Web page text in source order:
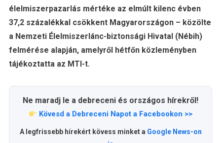
élelmiszerpazarlás mértéke az elmúlt kilenc évben
37,2 százalékkal csökkent Magyarországon – közölte
a Nemzeti Élelmiszerlánc-biztonsági Hivatal (Nébih)
felmérése alapján, amelyről hétfőn közleményben
tájékoztatta az MTI-t.
Ne maradj le a debreceni és országos hírekről!
Kövesd a Debreceni Napot a Facebookon >>
A legfrissebb hírekért kövess minket a Google News-on